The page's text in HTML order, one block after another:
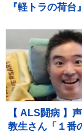
『軽トラの荷台
『尊すぎる警備
再生「可愛いの
まらない景色」
【 ALS闘病 】
教生さん「１番